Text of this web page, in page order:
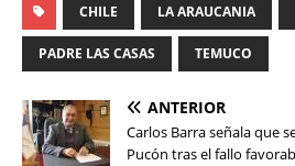
CHILE LA ARAUCANIA
PADRE LAS CASAS TEMUCO
ANTERIOR
Carlos Barra señala que
Pucón tras el fallo